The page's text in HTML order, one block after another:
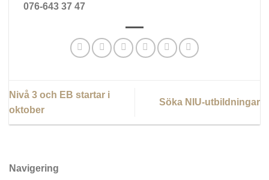
076-643 37 47
Nivå 3 och EB startar i
oktober
Söka NIU-utbildningar
Navigering